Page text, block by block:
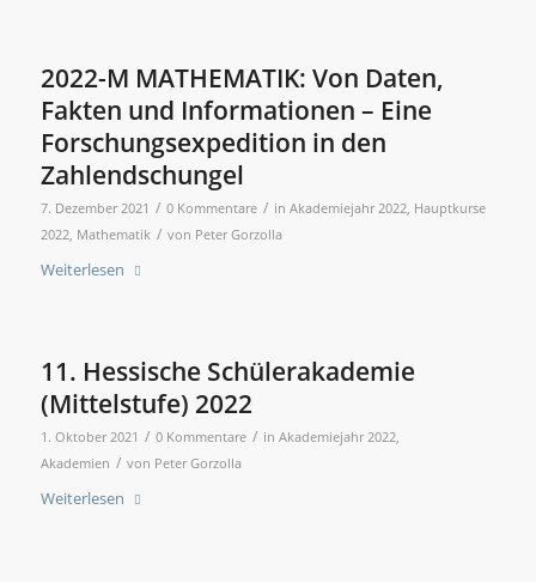
2022-M MATHEMATIK: Von Daten,
Fakten und Informationen – Eine
Forschungsexpedition in den
Zahlendschungel
7. Dezember 2021 / 0 Kommentare / in Akademiejahr 2022, Hauptkurse
2022, Mathematik / von Peter Gorzolla
Weiterlesen
11. Hessische Schülerakademie
(Mittelstufe) 2022
1. Oktober 2021 / 0 Kommentare / in Akademiejahr 2022,
Akademien / von Peter Gorzolla
Weiterlesen